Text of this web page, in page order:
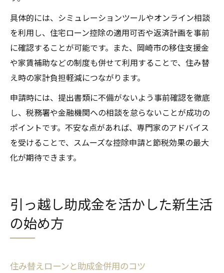
具体的には、シミュレーションツールやオンライン相談
を利用し、住宅ローン控除の適用可否や返済計画を事前
に確認することが可能です。また、岡崎市の移住支援金
や家賃補助などの制度も併せて利用することで、住み替
え時の家計負担軽減につながります。
申請時には、提出書類に不備がないよう事前確認を徹底
し、税務署や金融機関への相談を怠らないことが成功の
ポイントです。不安な点があれば、専門家のアドバイス
を受けることで、スムーズな控除申請と節税効果の最大
化が期待できます。
引っ越し助成金を活かした新生活
の始め方
住み替えローンと助成金併用のコツ